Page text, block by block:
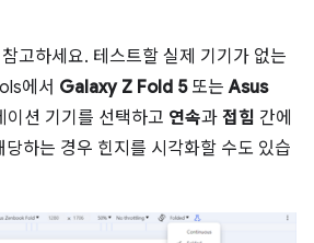
고하세요. 테스트할 실제 기기가 없는
에서 Galaxy Z Fold 5또는Asus
이션 기기를 선택하고 연속과 접힘 간에
하는 경우 힌지를 시각화할 수도 있습